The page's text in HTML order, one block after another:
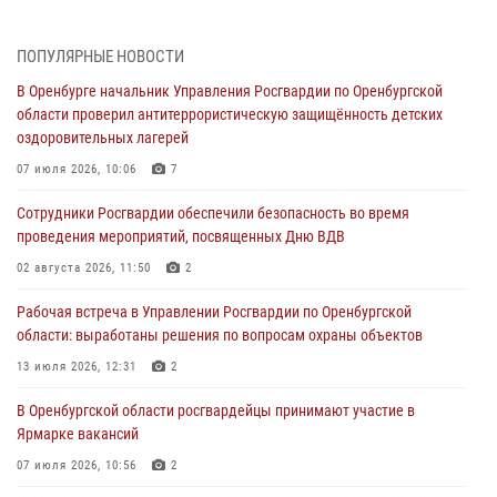
28 июля 2026, 09:41 1
Росгвардейцы обеспечили правопорядок на праздновании Дня
ВМФ в Оренбурге
27 июля 2026, 14:36 2
жизненной ситуации (ВИДЕО)
26 июля 2026, 14:45
образовательных учреждений к новому учебному году
24 июля 2026, 12:25
проведён рейд по строительным объектам
23 июля 2026, 10:47
ПОПУЛЯРНЫЕ НОВОСТИ
В Оренбурге начальник Управления Росгвардии по Оренбургской
области проверил антитеррористическую защищённость детских
оздоровительных лагерей
07 июля 2026, 10:06 7
Сотрудники Росгвардии обеспечили безопасность во время
проведения мероприятий, посвященных Дню ВДВ
02 августа 2026, 11:50 2
Рабочая встреча в Управлении Росгвардии по Оренбургской
области: выработаны решения по вопросам охраны объектов
13 июля 2026, 12:31 2
В Оренбургской области росгвардейцы принимают участие в
Ярмарке вакансий
07 июля 2026, 10:56 2